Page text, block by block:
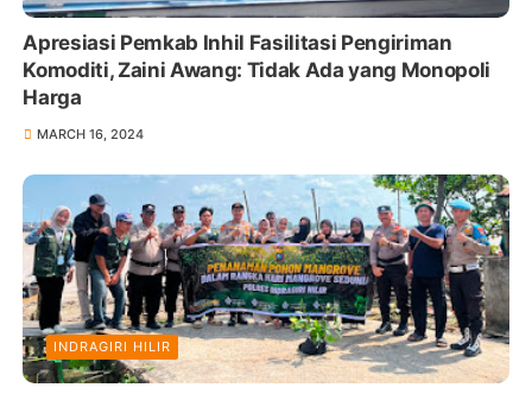
Apresiasi Pemkab Inhil Fasilitasi Pengiriman
Komoditi, Zaini Awang: Tidak Ada yang Monopoli
Harga
MARCH 16, 2024
INDRAGIRI HILIR